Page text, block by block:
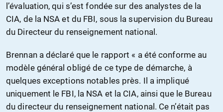
l’évaluation, qui s’est fondée sur des analystes de la
CIA, de la NSA et du FBI, sous la supervision du Bureau
du Directeur du renseignement national.
Brennan a déclaré que le rapport « a été conforme au
modèle général obligé de ce type de démarche, à
quelques exceptions notables près. Il a impliqué
uniquement le FBI, la NSA et la CIA, ainsi que le Bureau
du directeur du renseignement national. Ce n’était pas